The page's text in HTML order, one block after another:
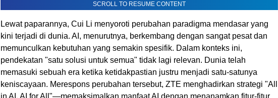
SCROLL TO RESUME CONTENT
Lewat paparannya, Cui Li menyoroti perubahan paradigma mendasar yang
kini terjadi di dunia. AI, menurutnya, berkembang dengan sangat pesat dan
memunculkan kebutuhan yang semakin spesifik. Dalam konteks ini,
pendekatan "satu solusi untuk semua" tidak lagi relevan. Dunia telah
memasuki sebuah era ketika ketidakpastian justru menjadi satu-satunya
keniscayaan. Merespons perubahan tersebut, ZTE menghadirkan strategi "All
in AI, AI for All"—memaksimalkan manfaat AI dengan menanamkan fitur-fitur